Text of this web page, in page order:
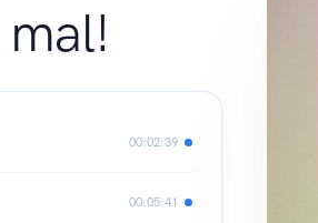
00:02:39
00:05:41